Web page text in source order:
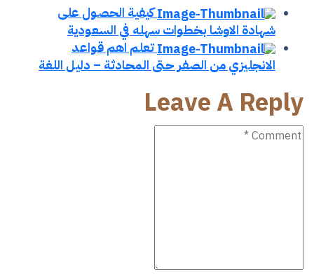
Post
Navigation
كيفية الحصول على
شهادة الاوشا بخطوات سهله في السعودية
تعلم اهم قواعد
الانجليزي​ من الصفر حتى المحادثة – دليل اللغة
Leave A Reply